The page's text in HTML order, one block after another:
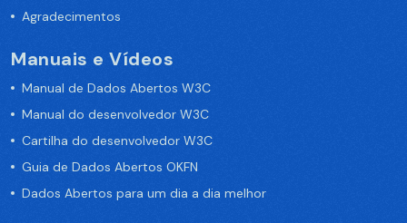
Agradecimentos
Manuais e Vídeos
Manual de Dados Abertos W3C
Manual do desenvolvedor W3C
Cartilha do desenvolvedor W3C
Guia de Dados Abertos OKFN
Dados Abertos para um dia a dia melhor